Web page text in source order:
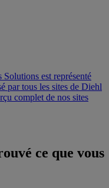
est représenté
par tous les sites de Diehl
complet de nos sites
ce que vous